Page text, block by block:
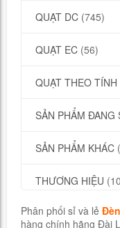
QUẠT DC (745)
QUẠT EC (56)
QUẠT THEO TÍNH
SẢN PHẨM ĐANG
SẢN PHẨM KHÁC
THƯƠNG HIỆU
Phân phối sỉ và lẻ
hàng chính hãng Đài